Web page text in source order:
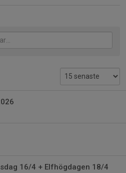
16/4 + Elfhögdagen 18/4